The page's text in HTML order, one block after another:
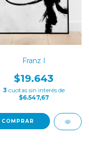
Franz I
$19.643
3 cuotas sin interés de
$6.547,67
COMPRAR